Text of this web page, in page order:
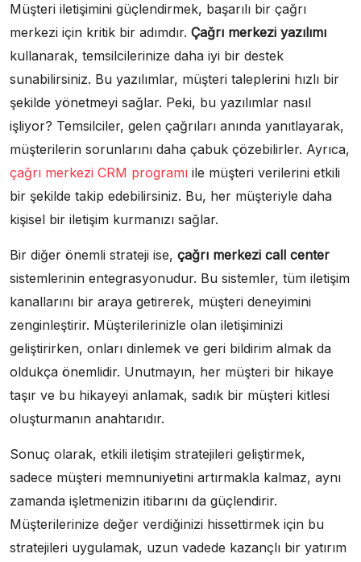
Müşteri iletişimini güçlendirmek, başarılı bir çağrı
merkezi için kritik bir adımdır. Çağrı merkezi yazılımı
kullanarak, temsilcilerinize daha iyi bir destek
sunabilirsiniz. Bu yazılımlar, müşteri taleplerini hızlı bir
şekilde yönetmeyi sağlar. Peki, bu yazılımlar nasıl
işliyor? Temsilciler, gelen çağrıları anında yanıtlayarak,
müşterilerin sorunlarını daha çabuk çözebilirler. Ayrıca,
çağrı merkezi CRM programı ile müşteri verilerini etkili
bir şekilde takip edebilirsiniz. Bu, her müşteriyle daha
kişisel bir iletişim kurmanızı sağlar.
Bir diğer önemli strateji ise, çağrı merkezi call center
sistemlerinin entegrasyonudur. Bu sistemler, tüm iletişim
kanallarını bir araya getirerek, müşteri deneyimini
zenginleştirir. Müşterilerinizle olan iletişiminizi
geliştirirken, onları dinlemek ve geri bildirim almak da
oldukça önemlidir. Unutmayın, her müşteri bir hikaye
taşır ve bu hikayeyi anlamak, sadık bir müşteri kitlesi
oluşturmanın anahtarıdır.
Sonuç olarak, etkili iletişim stratejileri geliştirmek,
sadece müşteri memnuniyetini artırmakla kalmaz, aynı
zamanda işletmenizin itibarını da güçlendirir.
Müşterilerinize değer verdiğinizi hissettirmek için bu
stratejileri uygulamak, uzun vadede kazançlı bir yatırım